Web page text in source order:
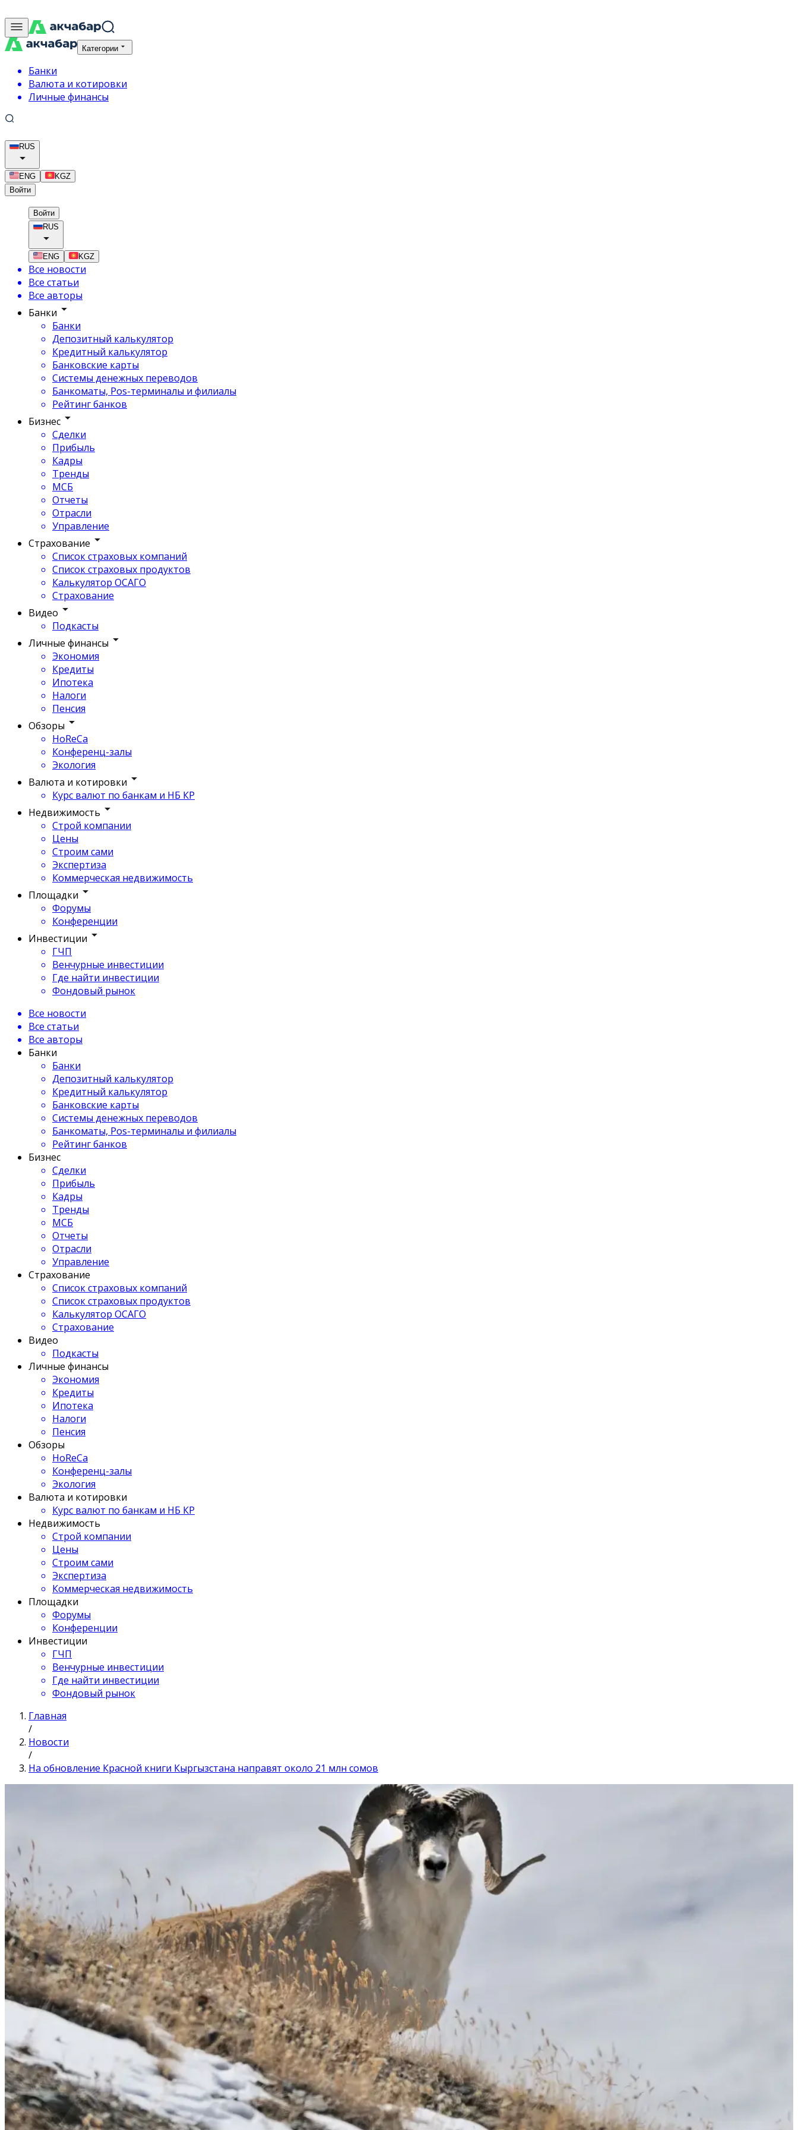
Категории
Банки
Валюта и котировки
Личные финансы
RUS
ENG
KGZ
Войти
Войти
RUS
ENG KGZ
Все новости
Все статьи
Все авторы
Банки
Банки
Депозитный калькулятор
Кредитный калькулятор
Банковские карты
Системы денежных переводов
Банкоматы, Pos-терминалы и филиалы
Рейтинг банков
Бизнес
Сделки
Прибыль
Кадры
Тренды
МСБ
Отчеты
Отрасли
Управление
Страхование
Список страховых компаний
Список страховых продуктов
Калькулятор ОСАГО
Страхование
Видео
Подкасты
Личные финансы
Экономия
Кредиты
Ипотека
Налоги
Пенсия
Обзоры
HoReCa
Конференц-залы
Экология
Валюта и котировки
Курс валют по банкам и НБ КР
Недвижимость
Строй компании
Цены
Строим сами
Экспертиза
Коммерческая недвижимость
Площадки
Форумы
Конференции
Инвестиции
ГЧП
Венчурные инвестиции
Где найти инвестиции
Фондовый рынок
Все новости
Все статьи
Все авторы
Банки
Банки
Депозитный калькулятор
Кредитный калькулятор
Банковские карты
Системы денежных переводов
Банкоматы, Pos-терминалы и филиалы
Рейтинг банков
Бизнес
Сделки
Прибыль
Кадры
Тренды
МСБ
Отчеты
Отрасли
Управление
Страхование
Список страховых компаний
Список страховых продуктов
Калькулятор ОСАГО
Страхование
Видео
Подкасты
Личные финансы
Экономия
Кредиты
Ипотека
Налоги
Пенсия
Обзоры
HoReCa
Конференц-залы
Экология
Валюта и котировки
Курс валют по банкам и НБ КР
Недвижимость
Строй компании
Цены
Строим сами
Экспертиза
Коммерческая недвижимость
Площадки
Форумы
Конференции
Инвестиции
ГЧП
Венчурные инвестиции
Где найти инвестиции
Фондовый рынок
Главная
/
Новости
/
На обновление Красной книги Кыргызстана направят около 21 млн сомов